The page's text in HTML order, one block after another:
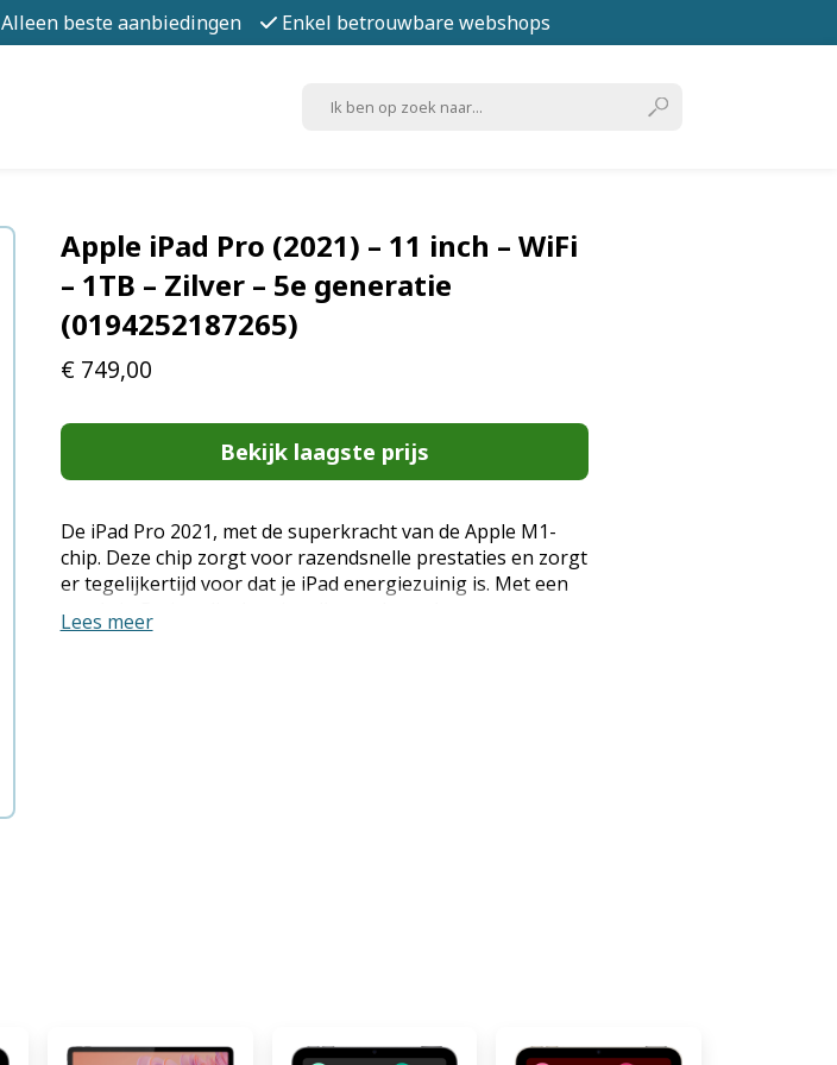
Alleen beste aanbiedingen Enkel betrouwbare webshops
Apple iPad Pro (2021) – 11 inch – WiFi
– 1TB – Zilver – 5e generatie
(0194252187265)
€ 749,00
Bekijk laagste prijs
De iPad Pro 2021, met de superkracht van de Apple M1-
chip. Deze chip zorgt voor razendsnelle prestaties en zorgt
er tegelijkertijd voor dat je iPad energiezuinig is. Met een
prachtig Retina-display ziet alles op het scherm er
schitterend uit. Naast deze features bieden de Pro-
beeldhoek van 122 graden. Daarmee is hij ideaal voor
Lees meer